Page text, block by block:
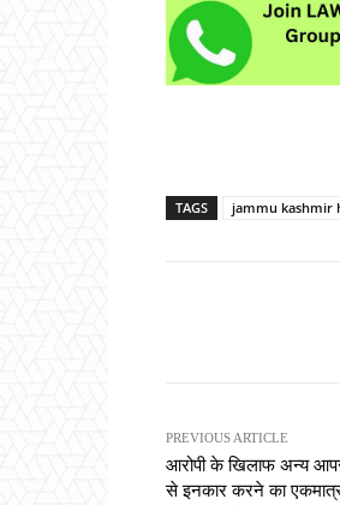
TAGS jammu kashmir
PREVIOUS ARTICLE
आरोपी के खिलाफ अन्य
से इनकार करने का